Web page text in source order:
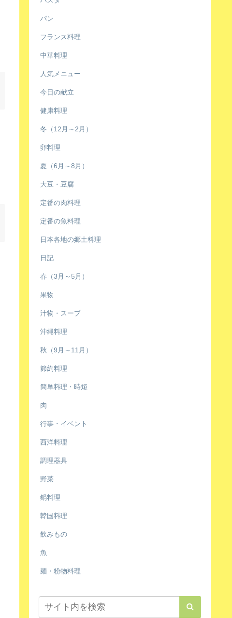
パン
フランス料理
中華料理
人気メニュー
今日の献立
健康料理
冬（12月～2月）
卵料理
夏（6月～8月）
大豆・豆腐
定番の肉料理
定番の魚料理
日本各地の郷土料理
日記
春（3月～5月）
果物
汁物・スープ
沖縄料理
秋（9月～11月）
節約料理
簡単料理・時短
肉
行事・イベント
西洋料理
調理器具
野菜
鍋料理
韓国料理
飲みもの
魚
麺・粉物料理